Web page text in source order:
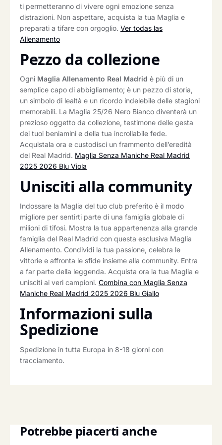
ti permetteranno di vivere ogni emozione senza
distrazioni. Non aspettare, acquista la tua Maglia e
preparati a tifare con orgoglio. Ver todas las
Allenamento
Pezzo da collezione
Ogni Maglia Allenamento Real Madrid è più di un
semplice capo di abbigliamento; è un pezzo di storia,
un simbolo di lealtà e un ricordo indelebile delle stagioni
memorabili. La Maglia 25/26 Nero Bianco diventerà un
prezioso oggetto da collezione, testimone delle gesta
dei tuoi beniamini e della tua incrollabile fede.
Acquistala ora e custodisci un frammento dell’eredità
del Real Madrid. Maglia Senza Maniche Real Madrid
2025 2026 Blu Viola
Unisciti alla community
Indossare la Maglia del tuo club preferito è il modo
migliore per sentirti parte di una famiglia globale di
milioni di tifosi. Mostra la tua appartenenza alla grande
famiglia del Real Madrid con questa esclusiva Maglia
Allenamento. Condividi la tua passione, celebra le
vittorie e affronta le sfide insieme alla community. Entra
a far parte della leggenda. Acquista ora la tua Maglia e
unisciti ai veri campioni. Combina con Maglia Senza
Maniche Real Madrid 2025 2026 Blu Giallo
Informazioni sulla
Spedizione
Spedizione in tutta Europa in 8-18 giorni con
tracciamento.
Potrebbe piacerti anche